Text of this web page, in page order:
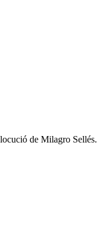
de Milagro Sellés.